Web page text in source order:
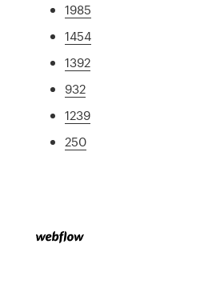
1985
1454
1392
932
1239
250